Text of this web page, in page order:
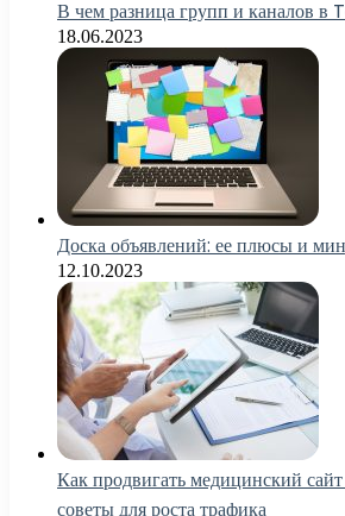
В чем разница групп и каналов
18.06.2023
Доска объявлений: ее плюсы и
12.10.2023
Как продвигать медицинский
советы для роста трафика